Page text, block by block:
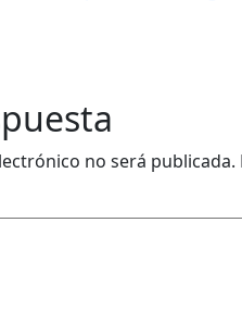
no será publicada.